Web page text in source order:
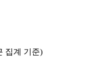
집계 기준)